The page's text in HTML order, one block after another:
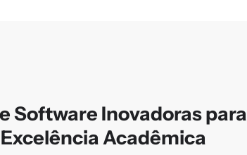
Software Inovadoras para
Acadêmica